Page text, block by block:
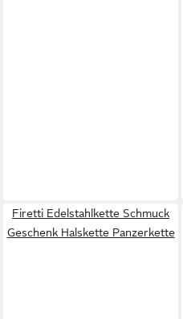
Firetti Edelstahlkette Schmuck
Geschenk Halskette Panzerkette